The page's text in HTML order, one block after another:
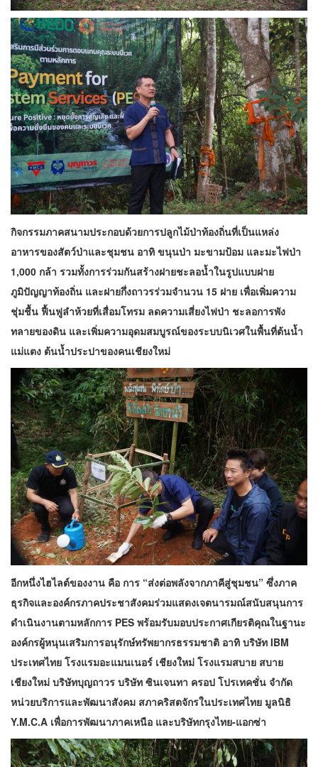
กิจกรรมภาคสนามประกอบด้วยการปลูกไม้ป่าท้องถิ่นที่เป็นแหล่ง
อาหารของสัตว์ป่าและชุมชน อาทิ ขนุนป่า มะขามป้อม และมะไฟป่า
1,000 กล้า รวมทั้งการร่วมกันสร้างฝายชะลอน้ำในรูปแบบฝาย
ภูมิปัญญาท้องถิ่น และฝายกึ่งถาวรร่วมจำนวน 15 ฝาย เพื่อเพิ่มความ
ชุ่มชื้น ฟื้นฟูลำห้วยที่เสื่อมโทรม ลดความเสี่ยงไฟป่า ชะลอการพัง
ทลายของดิน และเพิ่มความอุดมสมบูรณ์ของระบบนิเวศในพื้นที่ต้นน้ำ
แม่แตง ต้นน้ำประปาของคนเชียงใหม่
อีกหนึ่งไฮไลต์ของงาน คือ การ “ส่งต่อพลังจากภาคีสู่ชุมชน” ซึ่งภาค
ธุรกิจและองค์กรภาคประชาสังคมร่วมแสดงเจตนารมณ์สนับสนุนการ
ดำเนินงานตามหลักการ PES พร้อมรับมอบประกาศเกียรติคุณในฐานะ
องค์กรผู้หนุนเสริมการอนุรักษ์ทรัพยากรธรรมชาติ อาทิ บริษัท IBM
ประเทศไทย โรงแรมอะแมนเนอร์ เชียงใหม่ โรงแรมสบาย สบาย
เชียงใหม่ บริษัทบุญถาวร บริษัท ซินเจนทา ครอป โปรเทคชั่น จำกัด
หน่วยบริการและพัฒนาสังคม สภาคริสตจักรในประเทศไทย มูลนิธิ
Y.M.C.A เพื่อการพัฒนาภาคเหนือ และบริษัทกรุงไทย-แอกซ่า